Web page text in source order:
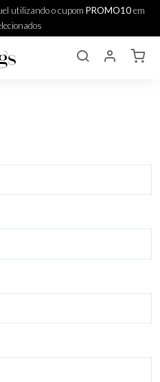
utilizando o cupom PROMO10em